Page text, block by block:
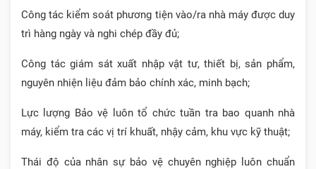
Công tác kiểm soát phương tiện vào/ra nhà máy được duy
trì hàng ngày và nghi chép đầy đủ;
Công tác giám sát xuất nhập vật tư, thiết bị, sản phẩm,
nguyên nhiện liệu đảm bảo chính xác, minh bạch;
Lực lượng Bảo vệ luôn tổ chức tuần tra bao quanh nhà
máy, kiểm tra các vị trí khuất, nhậy cảm, khu vực kỹ thuật;
Thái độ của nhân sự bảo vệ chuyên nghiệp luôn chuẩn